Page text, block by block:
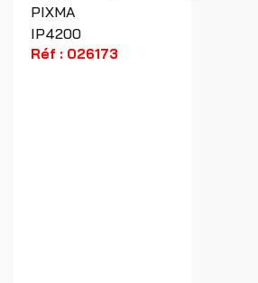
PIXMA
IP4200
Réf : 026173